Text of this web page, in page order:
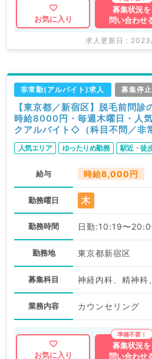
お気に入り
募集状況を
問い合わせ
求人更新日 :
非常勤(アルバイト)求人 募集停止
【東京都／新宿区】脱毛前問
時給8000円・毎週木曜日・人
クアルバイト◇（科目不問／非
人気エリア ゆったりめ勤務 駅近・徒
給与 時給8,000円
勤務曜日 木
勤務時間 日勤:10:19〜
勤務地 東京都新宿区
募集科目
業務内容 カウンセリング
お気に入り
募集状況を
問い合わせ